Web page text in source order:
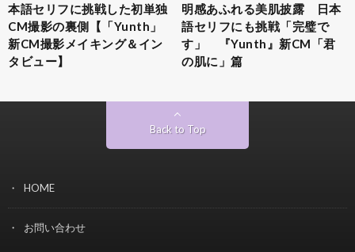
本語セリフに挑戦した初単独
CM撮影の裏側【「Yunth」
新CM撮影メイキング＆イン
タビュー】
明感あふれる美肌披露 日本
語セリフにも挑戦「完璧で
す」 『Yunth』新CM「君
の肌に」篇
Back to Top
HOME
お問い合わせ